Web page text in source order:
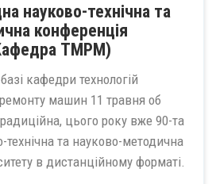
науково-технічна та
конференція
ТМРМ)
кафедри технологій
машин 11 травня об
цього року вже 90-та
та науково-методична
в дистанційному форматі.